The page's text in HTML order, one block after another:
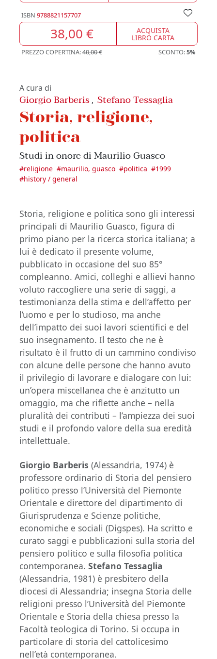
ISBN 9788821157707
38,00 € ACQUISTA
LIBRO CARTA
PREZZO COPERTINA:40,00 € SCONTO:5%
A cura di
Giorgio Barberis , Stefano Tessaglia
Storia, religione,
politica
Studi in onore di Maurilio Guasco
#religione #maurilio, guasco #politica #1999
#history / general
Storia, religione e politica sono gli interessi
principali di Maurilio Guasco, figura di
primo piano per la ricerca storica italiana; a
lui è dedicato il presente volume,
pubblicato in occasione del suo 85°
compleanno. Amici, colleghi e allievi hanno
voluto raccogliere una serie di saggi, a
testimonianza della stima e dell’affetto per
l’uomo e per lo studioso, ma anche
dell’impatto dei suoi lavori scientifici e del
suo insegnamento. Il testo che ne è
risultato è il frutto di un cammino condiviso
con alcune delle persone che hanno avuto
il privilegio di lavorare e dialogare con lui:
un’opera miscellanea che è anzitutto un
omaggio, ma che riflette anche – nella
pluralità dei contributi – l’ampiezza dei suoi
studi e il profondo valore della sua eredità
intellettuale.
Giorgio Barberis (Alessandria, 1974) è
professore ordinario di Storia del pensiero
politico presso l’Università del Piemonte
Orientale e direttore del dipartimento di
Giurisprudenza e Scienze politiche,
economiche e sociali (Digspes). Ha scritto e
curato saggi e pubblicazioni sulla storia del
pensiero politico e sulla filosofia politica
contemporanea. Stefano Tessaglia
(Alessandria, 1981) è presbitero della
diocesi di Alessandria; insegna Storia delle
religioni presso l’Università del Piemonte
Orientale e Storia della chiesa presso la
Facoltà teologica di Torino. Si occupa in
particolare di storia del cattolicesimo
nell’età contemporanea.